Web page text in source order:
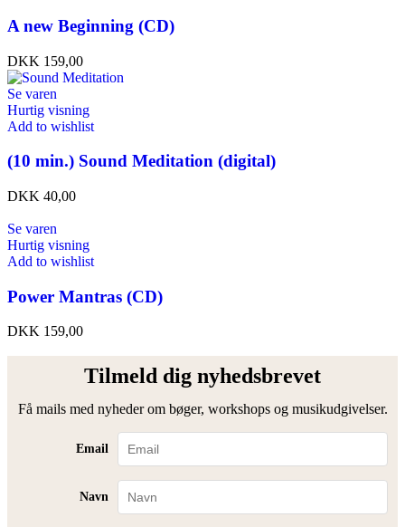
A new Beginning (CD)
DKK 159,00
Se varen
Hurtig visning
Add to wishlist
(10 min.) Sound Meditation (digital)
DKK 40,00
Se varen
Hurtig visning
Add to wishlist
Power Mantras (CD)
DKK 159,00
Tilmeld dig nyhedsbrevet
Få mails med nyheder om bøger, workshops og musikudgivelser.
Email
Navn